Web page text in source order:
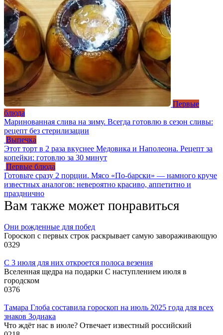
Первые
блюда
Маринованная слива на зиму. Всегда готовлю в сезон сливы:
рецепт без стерилизации
Выпечка
Этот торт в 2 раза вкуснее Медовика и Наполеона. Рецепт за
копейки: готовлю за 30 минут
Первые блюда
Готовьте сразу 2 порции. Мясо «По-барски» — намного круче
известных аналогов: невероятно красиво, аппетитно и
празднично
Вам также может понравиться
Они рожденные для побед
Гороскоп с первых строк раскрывает самую завораживающую
0329
С 3 июля для них откроется полоса везения
Вселенная щедра на подарки С наступлением июля в
городском
0376
Тамара Глоба составила гороскоп на июль 2025 года для всех
знаков Зодиака
Что ждёт нас в июле? Отвечает известный российский